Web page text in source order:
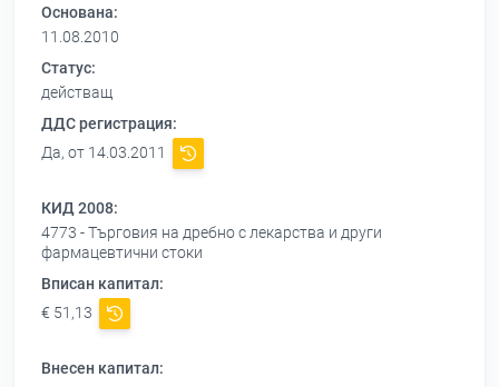
Основана:
11.08.2010
Статус:
действащ
ДДС регистрация:
Да, от 14.03.2011
КИД 2008:
4773 - Търговия на дребно с лекарства и други
фармацевтични стоки
Вписан капитал:
€ 51,13
Внесен капитал: